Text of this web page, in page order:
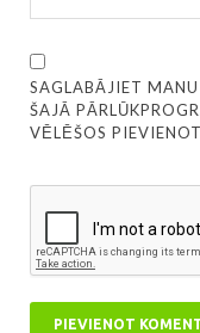
SAGLABĀJIET
ŠAJĀ
VĒLĒŠOS